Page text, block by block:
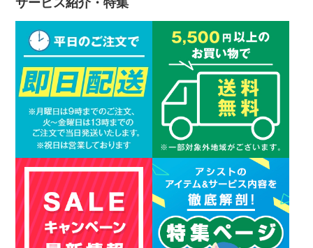
サービス紹介・特集